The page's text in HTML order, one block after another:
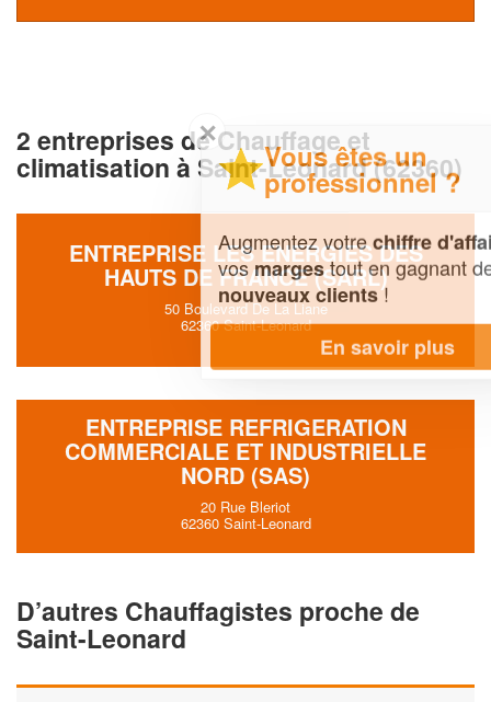
2 entreprises de Chauffage et
climatisation à Saint-Leonard (62360)
ENTREPRISE LES ENERGIES DES
HAUTS DE FRANCE (SARL)
50 Boulevard De La Liane
62360 Saint-Leonard
ENTREPRISE REFRIGERATION
COMMERCIALE ET INDUSTRIELLE
NORD (SAS)
20 Rue Bleriot
62360 Saint-Leonard
D’autres Chauffagistes proche de
Saint-Leonard
✕
Vous êtes un
professionnel ?
Augmentez votrechiffre d'affaireset
vosmargestout en gagnant de
nouveaux clients!
En savoir plus